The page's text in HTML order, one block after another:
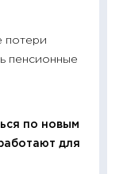
потери
пенсионные
по новым
для